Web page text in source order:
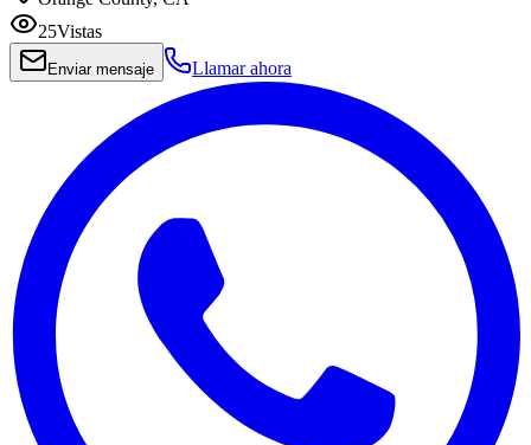
25Vistas
Enviar mensaje Llamar ahora